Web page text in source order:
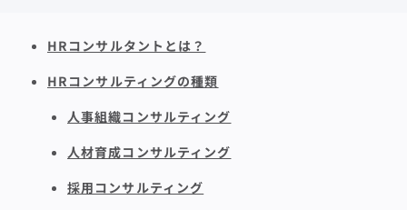
HRコンサルタントとは？
HRコンサルティングの種類
人事組織コンサルティング
人材育成コンサルティング
採用コンサルティング